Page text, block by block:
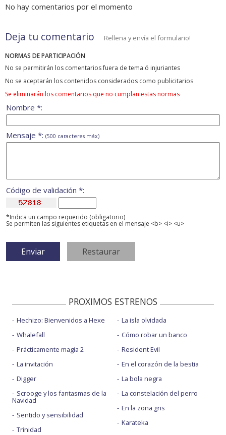
No hay comentarios por el momento
Deja tu comentario Rellena y envía el formulario!
NORMAS DE PARTICIPACIÓN
No se permitirán los comentarios fuera de tema ó injuriantes
No se aceptarán los contenidos considerados como publicitarios
Se eliminarán los comentarios que no cumplan estas normas
Nombre *:
Mensaje *: (500 caracteres máx)
Código de validación *:
*Indica un campo requerido (obligatorio)
Se permiten las siguientes etiquetas en el mensaje <b> <i> <u>
PROXIMOS ESTRENOS
Hechizo: Bienvenidos a Hexe
Whalefall
Prácticamente magia 2
La invitación
Digger
Scrooge y los fantasmas de la
Navidad
Sentido y sensibilidad
Trinidad
La isla olvidada
Cómo robar un banco
Resident Evil
En el corazón de la bestia
La bola negra
La constelación del perro
En la zona gris
Karateka